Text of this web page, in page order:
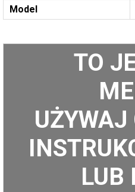
Model
TO
UŻYWAJ
LUB